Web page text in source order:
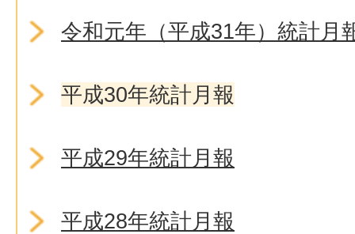
令和元年（平成31年）統計月
平成30年統計月報
平成29年統計月報
平成28年統計月報